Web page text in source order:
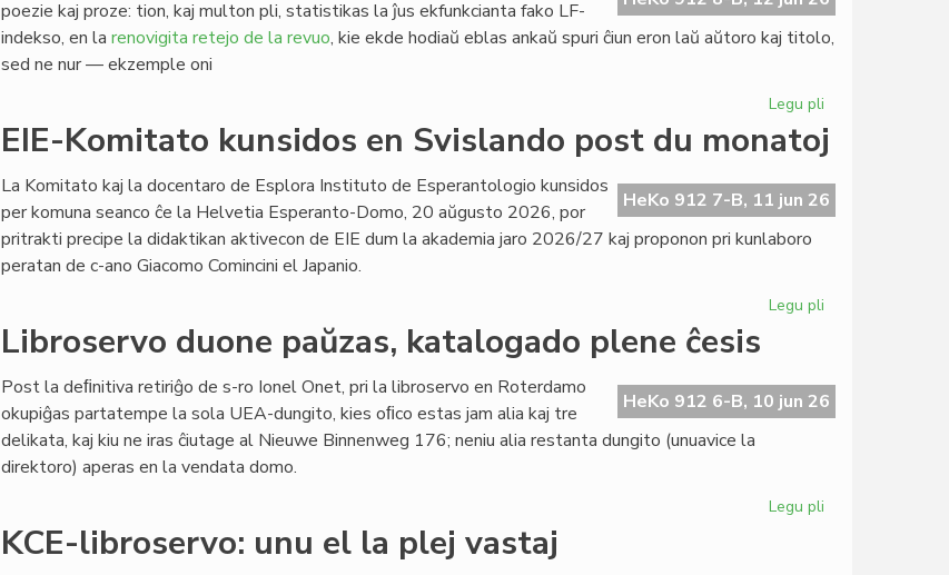
poezie kaj proze: tion, kaj multon pli, statistikas la ĵus ekfunkcianta fako LF-
indekso, en la renovigita retejo de la revuo, kie ekde hodiaŭ eblas ankaŭ spuri ĉiun eron laŭ aŭtoro kaj titolo,
sed ne nur — ekzemple oni
Legu pli
Pli
ol
mil
unuoj
EIE-Komitato kunsidos en Svislando post du monatoj
HeKo 912 7-B, 11 jun 26
La Komitato kaj la docentaro de Esplora Instituto de Esperantologio kunsidos
per komuna seanco ĉe la Helvetia Esperanto-Domo, 20 aŭgusto 2026, por
pritrakti precipe la didaktikan aktivecon de EIE dum la akademia jaro 2026/27 kaj proponon pri kunlaboro
peratan de c-ano Giacomo Comincini el Japanio.
Legu pli
en
Svislando
Libroservo duone paŭzas, katalogado plene ĉesis
HeKo 912 6-B, 10 jun 26
Post la deﬁnitiva retiriĝo de s-ro Ionel Onet, pri la libroservo en Roterdamo
okupiĝas partatempe la sola UEA-dungito, kies oﬁco estas jam alia kaj tre
delikata, kaj kiu ne iras ĉiutage al Nieuwe Binnenweg 176; neniu alia restanta dungito (unuavice la
direktoro) aperas en la vendata domo.
Legu pli
KCE-libroservo: unu el la plej vastaj